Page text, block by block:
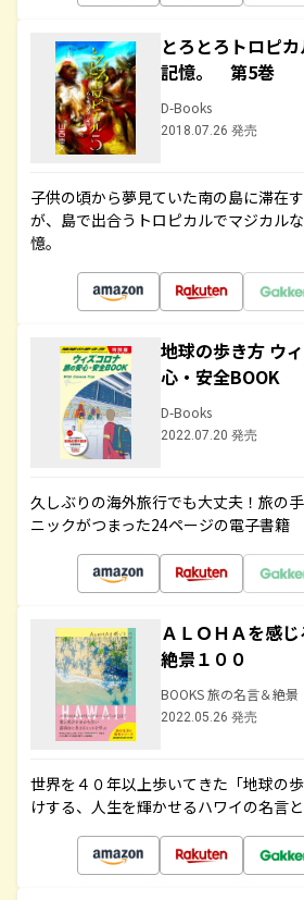
とろとろトロピ
記憶。 第5巻
D-Books
2018.07.26 発売
子供の頃から夢見ていた南の島に滞在
が、島で出合うトロピカルでマジカル
憶。
地球の歩き方 ウ
心・安全BOOK
D-Books
2022.07.20 発売
久しぶりの海外旅行でも大丈夫！旅の
ニックがつまった24ページの電子書籍
ＡＬＯＨＡを感
絶景１００
BOOKS 旅の名言＆絶景
2022.05.26 発売
世界を４０年以上歩いてきた「地球の
けする、人生を輝かせるハワイの名言